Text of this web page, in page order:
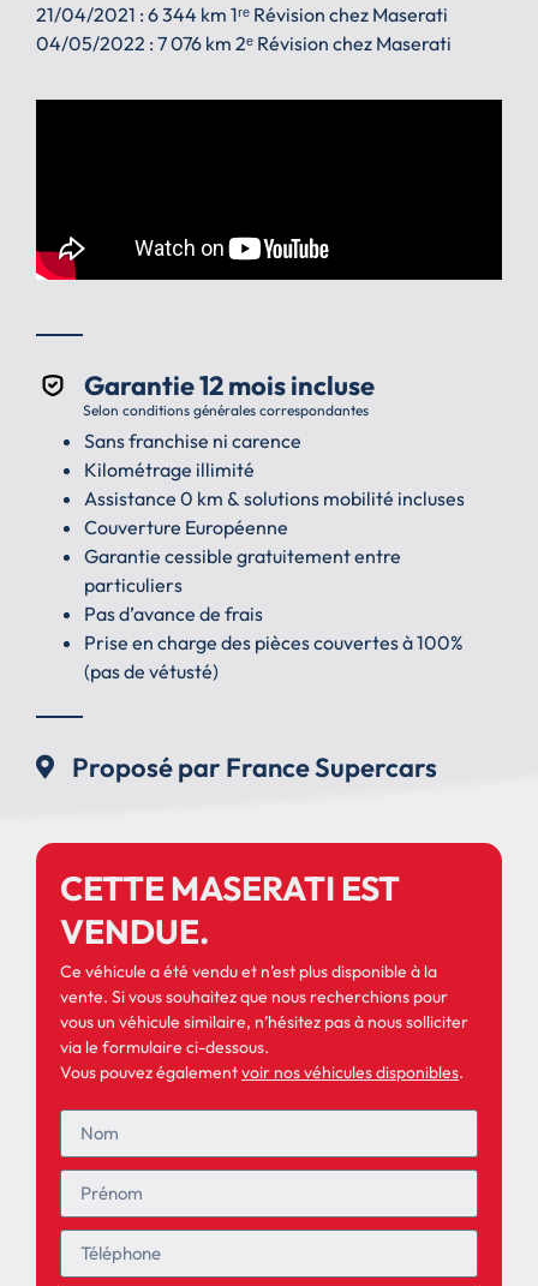
21/04/2021 : 6 344 km 1ʳᵉ Révision chez Maserati
04/05/2022 : 7 076 km 2ᵉ Révision chez Maserati
Garantie 12 mois incluse
Selon conditions générales correspondantes
Sans franchise ni carence
Kilométrage illimité
Assistance 0 km & solutions mobilité incluses
Couverture Européenne
Garantie cessible gratuitement entre
particuliers
Pas d’avance de frais
Prise en charge des pièces couvertes à 100%
(pas de vétusté)
Proposé par France Supercars
CETTE MASERATI EST
VENDUE.
Ce véhicule a été vendu et n’est plus disponible à la
vente. Si vous souhaitez que nous recherchions pour
vous un véhicule similaire, n’hésitez pas à nous solliciter
via le formulaire ci-dessous.
Vous pouvez égalementvoir nos véhicules disponibles.